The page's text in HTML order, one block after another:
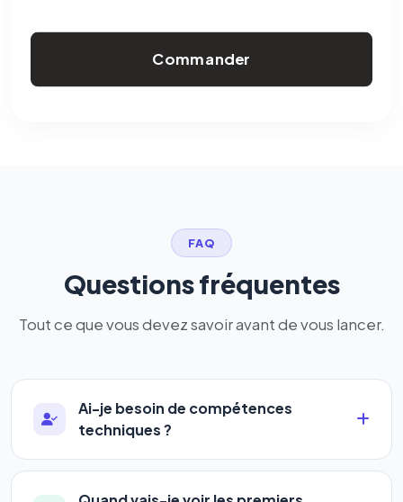
Commander
FAQ
Questions fréquentes
Tout ce que vous devez savoir avant de vous lancer.
Ai-je besoin de compétences
techniques ?
Absolument pas. Notre logiciel a été conçu pour
être accessible àtous les profils: artisans,